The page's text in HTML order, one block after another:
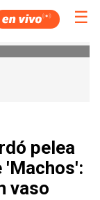
☰
pelea
'Machos':
vaso